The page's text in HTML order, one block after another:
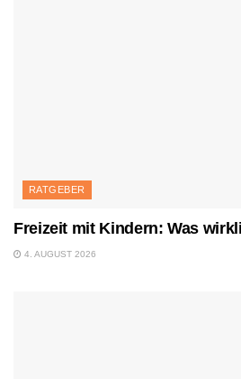
RATGEBER
Freizeit mit Kindern: Was
4. AUGUST 2026